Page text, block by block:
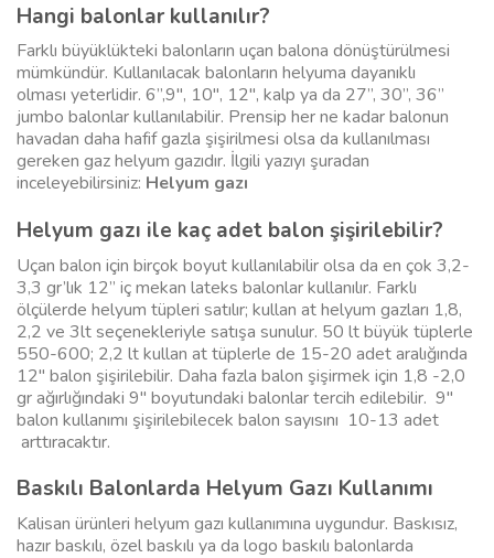
Hangi balonlar kullanılır?
Farklı büyüklükteki balonların uçan balona dönüştürülmesi
mümkündür. Kullanılacak balonların helyuma dayanıklı
olması yeterlidir. 6”,9″, 10″, 12″, kalp ya da 27”, 30”, 36”
jumbo balonlar kullanılabilir. Prensip her ne kadar balonun
havadan daha hafif gazla şişirilmesi olsa da kullanılması
gereken gaz helyum gazıdır. İlgili yazıyı şuradan
inceleyebilirsiniz: Helyum gazı
Helyum gazı ile kaç adet balon şişirilebilir?
Uçan balon için birçok boyut kullanılabilir olsa da en çok 3,2-
3,3 gr’lık 12” iç mekan lateks balonlar kullanılır. Farklı
ölçülerde helyum tüpleri satılır; kullan at helyum gazları 1,8,
2,2 ve 3lt seçenekleriyle satışa sunulur. 50 lt büyük tüplerle
550-600; 2,2 lt kullan at tüplerle de 15-20 adet aralığında
12″ balon şişirilebilir. Daha fazla balon şişirmek için 1,8 -2,0
gr ağırlığındaki 9″ boyutundaki balonlar tercih edilebilir. 9″
balon kullanımı şişirilebilecek balon sayısını 10-13 adet
arttıracaktır.
Baskılı Balonlarda Helyum Gazı Kullanımı
Kalisan ürünleri helyum gazı kullanımına uygundur. Baskısız,
hazır baskılı, özel baskılı ya da logo baskılı balonlarda